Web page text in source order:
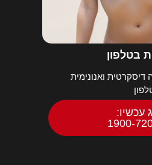
בטלפון
דיסקרטית ואנונימית
עכשיו:
1900-